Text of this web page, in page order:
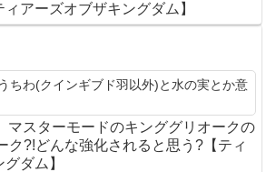
アーズオブザキングダム】
ちわ(クインギブド羽以外)と水の実とか意
マスターモードのキンググリオークの
ク?!どんな強化されると思う?【ティ
ダム】